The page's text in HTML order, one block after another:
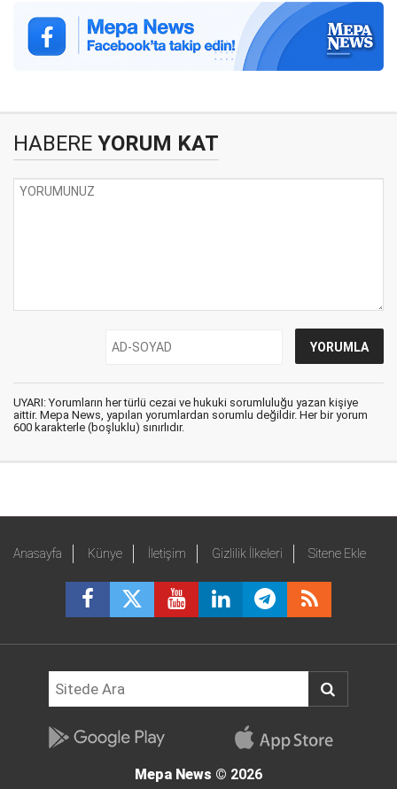
HABERE YORUM KAT
UYARI: Yorumların her türlü cezai ve hukuki sorumluluğu yazan kişiye
aittir. Mepa News, yapılan yorumlardan sorumlu değildir. Her bir yorum
600 karakterle (boşluklu) sınırlıdır.
Anasayfa Künye İletişim Gizlilik İlkeleri Sitene Ekle
Mepa News © 2026